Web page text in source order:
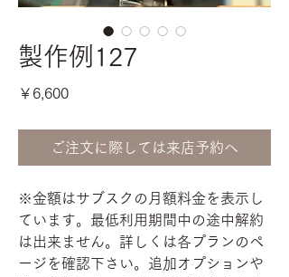
製作例127
￥6,600価
ご注文に際しては来店予約へ
※金額はサブスクの月額料金を表示し
ています。最低利用期間中の途中解約
は出来ません。詳しくは各プランのペ
ージを確認下さい。追加オプションや